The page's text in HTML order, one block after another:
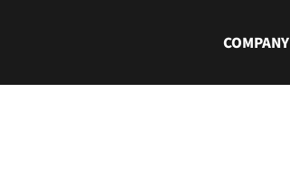
COMPANY